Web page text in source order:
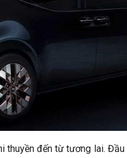
thuyền đến từ tương lai.